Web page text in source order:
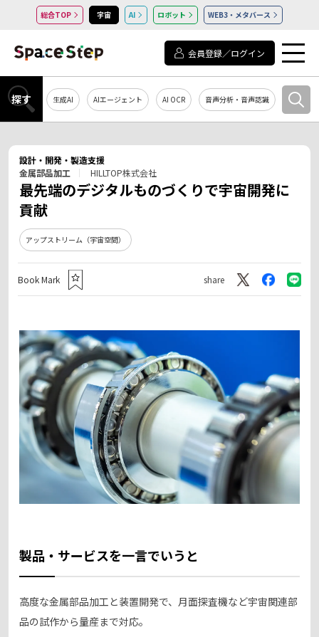
総合TOP 宇宙 AI ロボット WEB3・メタバース
会員登録／ログイン
探す 生成AI AIエージェント AI OCR 音声分析・音声認識 教育・
設計・開発・製造支援
金属部品加工
HILLTOP株式会社
最先端のデジタルものづくりで宇宙開発に
貢献
アップストリーム（宇宙空間）
Book Mark share
製品・サービスを一言でいうと
高度な金属部品加工と装置開発で、月面探査機など宇宙関連部
品の試作から量産まで対応。